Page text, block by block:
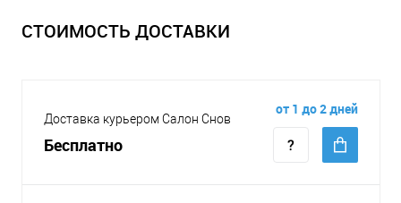
СТОИМОСТЬ ДОСТАВКИ
Доставка курьером Салон Снов
Бесплатно
от 1 до 2 дней